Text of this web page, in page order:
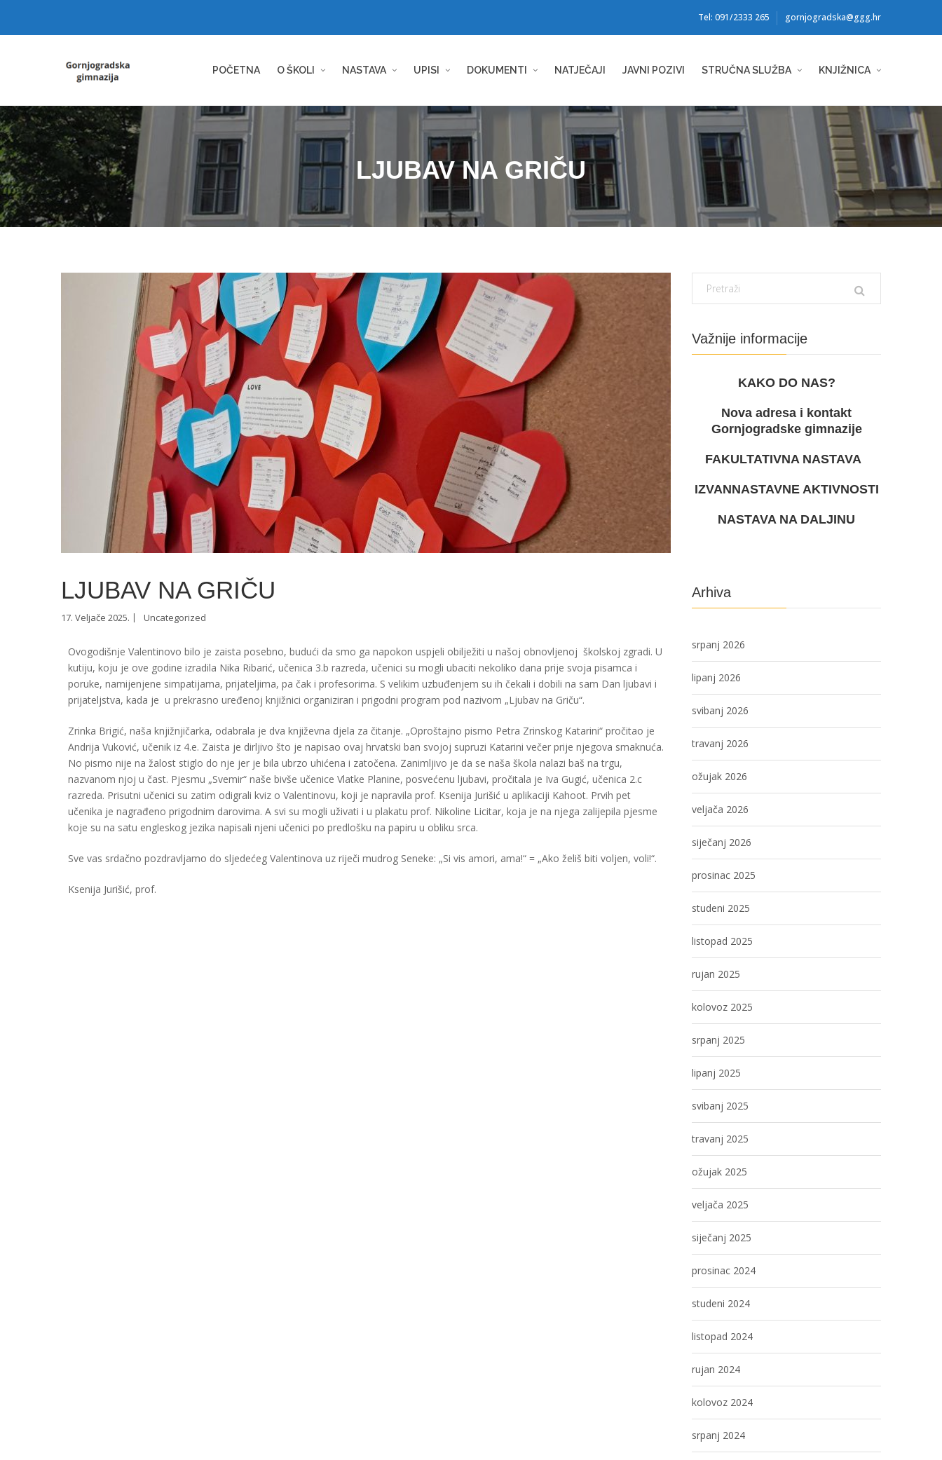
Tel: 091/2333 265 gornjogradska@ggg.hr
POČETNA O ŠKOLI NASTAVA UPISI DOKUMENTI NATJEČAJI JAVNI POZIVI STRUČNA SLUŽBA KNJIŽNICA
LJUBAV NA GRIČU
LJUBAV NA GRIČU
17. Veljače 2025. Uncategorized
Ovogodišnje Valentinovo bilo je zaista posebno, budući da smo ga napokon uspjeli obilježiti u našoj obnovljenoj školskoj zgradi. U
kutiju, koju je ove godine izradila Nika Ribarić, učenica 3.b razreda, učenici su mogli ubaciti nekoliko dana prije svoja pisamca i
poruke, namijenjene simpatijama, prijateljima, pa čak i profesorima. S velikim uzbuđenjem su ih čekali i dobili na sam Dan ljubavi i
prijateljstva, kada je u prekrasno uređenoj knjižnici organiziran i prigodni program pod nazivom „Ljubav na Griču“.
Zrinka Brigić, naša knjižnjičarka, odabrala je dva književna djela za čitanje. „Oproštajno pismo Petra Zrinskog Katarini“ pročitao je
Andrija Vuković, učenik iz 4.e. Zaista je dirljivo što je napisao ovaj hrvatski ban svojoj supruzi Katarini večer prije njegova smaknuća.
No pismo nije na žalost stiglo do nje jer je bila ubrzo uhićena i zatočena. Zanimljivo je da se naša škola nalazi baš na trgu,
nazvanom njoj u čast. Pjesmu „Svemir“ naše bivše učenice Vlatke Planine, posvećenu ljubavi, pročitala je Iva Gugić, učenica 2.c
razreda. Prisutni učenici su zatim odigrali kviz o Valentinovu, koji je napravila prof. Ksenija Jurišić u aplikaciji Kahoot. Prvih pet
učenika je nagrađeno prigodnim darovima. A svi su mogli uživati i u plakatu prof. Nikoline Licitar, koja je na njega zalijepila pjesme
koje su na satu engleskog jezika napisali njeni učenici po predlošku na papiru u obliku srca.
Sve vas srdačno pozdravljamo do sljedećeg Valentinova uz riječi mudrog Seneke: „Si vis amori, ama!“ = „Ako želiš biti voljen, voli!“.
Ksenija Jurišić, prof.
Važnije informacije
KAKO DO NAS?
Nova adresa i kontakt
Gornjogradske gimnazije
FAKULTATIVNA NASTAVA
IZVANNASTAVNE AKTIVNOSTI
NASTAVA NA DALJINU
Arhiva
srpanj 2026
lipanj 2026
svibanj 2026
travanj 2026
ožujak 2026
veljača 2026
siječanj 2026
prosinac 2025
studeni 2025
listopad 2025
rujan 2025
kolovoz 2025
srpanj 2025
lipanj 2025
svibanj 2025
travanj 2025
ožujak 2025
veljača 2025
siječanj 2025
prosinac 2024
studeni 2024
listopad 2024
rujan 2024
kolovoz 2024
srpanj 2024